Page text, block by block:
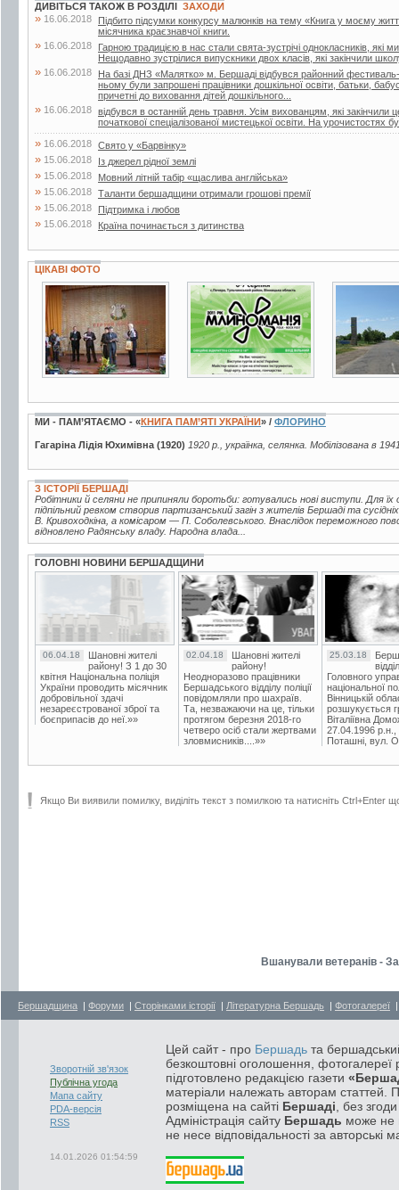
ДИВІТЬСЯ ТАКОЖ В РОЗДІЛІ ЗАХОДИ
» 16.06.2018
Підбито підсумки конкурсу малюнків на тему «Книга у моєму
місячника краєзнавчої книги.
» 16.06.2018
Гарною традицією в нас стали свята-зустрічі однокласників, які
Нещодавно зустрілися випускники двох класів, які закінчили
» 16.06.2018
На базі ДНЗ «Малятко» м. Бершаді відбувся районний
ньому були запрошені працівники дошкільної освіти, батьки,
причетні до виховання дітей дошкільного...
» 16.06.2018 відбувся в останній день травня. Усім вихованцям, які
початкової спеціалізованої мистецької освіти. На урочистостях
» 16.06.2018 Свято у «Барвінку»
» 15.06.2018 Із джерел рідної землі
» 15.06.2018 Мовний літній табір «щаслива англійська»
» 15.06.2018 Таланти бершадщини отримали грошові премії
» 15.06.2018 Підтримка і любов
» 15.06.2018 Країна починається з дитинства
ЦІКАВІ ФОТО
4 фото 8 фото
МИ - ПАМ’ЯТАЄМО - «КНИГА ПАМ’ЯТІ УКРАЇНИ» / ФЛОРИНО
Гагаріна Лідія Юхимівна (1920) 1920 р., українка, селянка. Мобілізована в
З ІСТОРІЇ БЕРШАДІ
Робітники й селяни не припиняли боротьби: готувались нові виступи. Для їх
підпільний ревком створив партизанський загін з жителів Бершаді та
В. Кривоходкіна, а комісаром — П. Соболевського. Внаслідок переможного
відновлено Радянську владу. Народна влада...
ГОЛОВНІ НОВИНИ БЕРШАДЩИНИ
06.04.18
Шановні жителі
району! З 1 до 30
квітня Національна поліція
України проводить місячник
добровільної здачі
незареєстрованої зброї та
боєприпасів до неї.»»
02.04.18
Шановні жителі
району!
Неодноразово працівники
Бершадського відділу поліції
повідомляли про шахраїв.
Та, незважаючи на це, тільки
протягом березня 2018-го
четверо осіб стали жертвами
зловмисників....»»
25.03.18
Головного
національної
Вінницькій
розшукується
Віталіївна
27.04.1996 р.н.,
Поташні, вул.
Якщо Ви виявили помилку, виділіть текст з помилкою та натисніть Ctrl+Enter
Вшанували ветеранів -
Бершадщина | Форуми | Сторінками історії | Літературна Бершадь | Фотогалереї
Зворотній зв'язок
Публічна угода
Мапа сайту
PDA-версія
RSS
14.01.2026 01:54:59
Цей сайт - про Бершадь та
безкоштовні оголошення, фотогалереї
підготовлено редакцією газети
матеріали належать авторам статтей.
розміщена на сайті Бершаді , без
Адміністрація сайту Бершадь може не
не несе відповідальності за авторські